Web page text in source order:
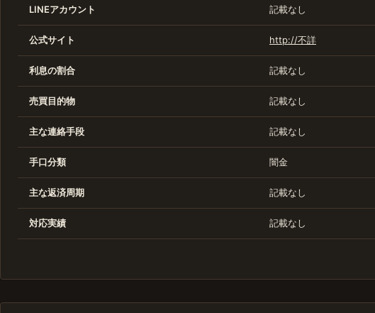
LINEアカウント 記載なし
公式サイト http://不詳
利息の割合 記載なし
売買目的物 記載なし
主な連絡手段 記載なし
手口分類 闇金
主な返済周期 記載なし
対応実績 記載なし